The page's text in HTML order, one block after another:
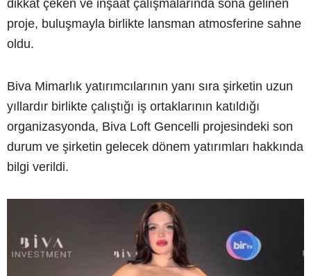
dikkat çeken ve inşaat çalışmalarında sona gelinen
proje, buluşmayla birlikte lansman atmosferine sahne
oldu.
Biva Mimarlık yatırımcılarının yanı sıra şirketin uzun
yıllardır birlikte çalıştığı iş ortaklarının katıldığı
organizasyonda, Biva Loft Gencelli projesindeki son
durum ve şirketin gelecek dönem yatırımları hakkında
bilgi verildi.